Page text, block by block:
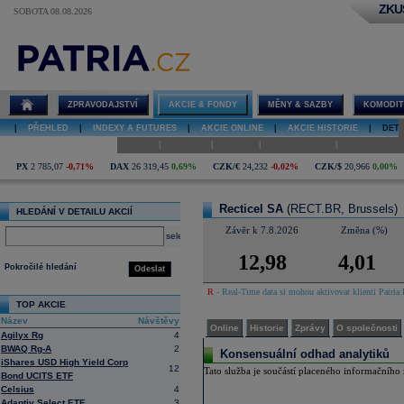
SOBOTA 08.08.2026
Recticel SA
ZPRAVODAJSTVÍ AKCIE & FONDY MĚNY & SAZBY
PŘEHLED INDEXY A FUTURES AKCIE ONLINE AKCIE HISTORIE
PX 2 785,07 -0,71% DAX 26 319,45 0,69% CZK/€ 24,232 -0,02% CZK/$ 20,966 0,00%
HLEDÁNÍ V DETAILU AKCIÍ
select
Odeslat
Pokročilé hledání
TOP AKCIE
Název
Návštěvy
Agilyx Rg
4
BWAQ Rg-A
2
iShares USD High Yield Corp
Bond UCITS ETF
12
Celsius
4
Recticel SA (RECT.BR, Brussels)
Závěr k 7.8.2026 Změna (%)
12,98 4,01
R - Real-Time data si mohou aktivovat klienti
Online Historie Zprávy O společnosti
Konsensuální odhad analytiků
Tato služba je součástí placeného